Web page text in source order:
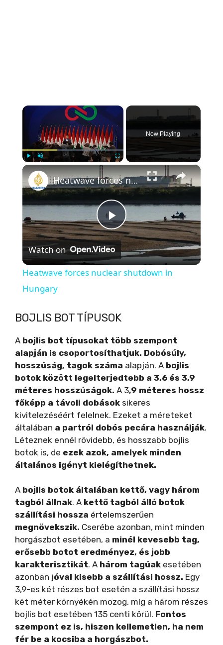
×
Now Playing
×
P
l
y
V
i
d
e
o
Heatwave forces nuclear shutdown in Hungary
Watch on
Heatwave forces nuclear shutdown in
Hungary
BOJLIS BOT TÍPUSOK
A bojlis bot típusokat több szempont
alapján is csoportosíthatjuk. Dobósúly,
hosszúság, tagok száma alapján. A bojlis
botok között legelterjedtebb a 3,6 és 3,9
méteres hosszúságok. A 3,9 méteres hossz
főképp a távoli dobások sikeres
kivitelezéséért felelnek. Ezeket a méreteket
általában a partról dobós pecára használják.
Léteznek ennél rövidebb, és hosszabb bojlis
botok is, de ezek azok, amelyek minden
általános igényt kielégíthetnek.
A bojlis botok általában kettő, vagy három
tagból állnak. A kettő tagból álló botok
szállítási hossza értelemszerűen
megnövekszik. Cserébe azonban, mint minden
horgászbot esetében, a minél kevesebb tag,
erősebb botot eredményez, és jobb
karakterisztikát. A három tagúak esetében
azonban jóval kisebb a szállítási hossz. Egy
3,9-es két részes bot esetén a szállítási hossz
két méter környékén mozog, míg a három részes
bojlis bot esetében 135 centi körül. Fontos
szempont ez is, hiszen kellemetlen, ha nem
fér be a kocsiba a horgászbot.